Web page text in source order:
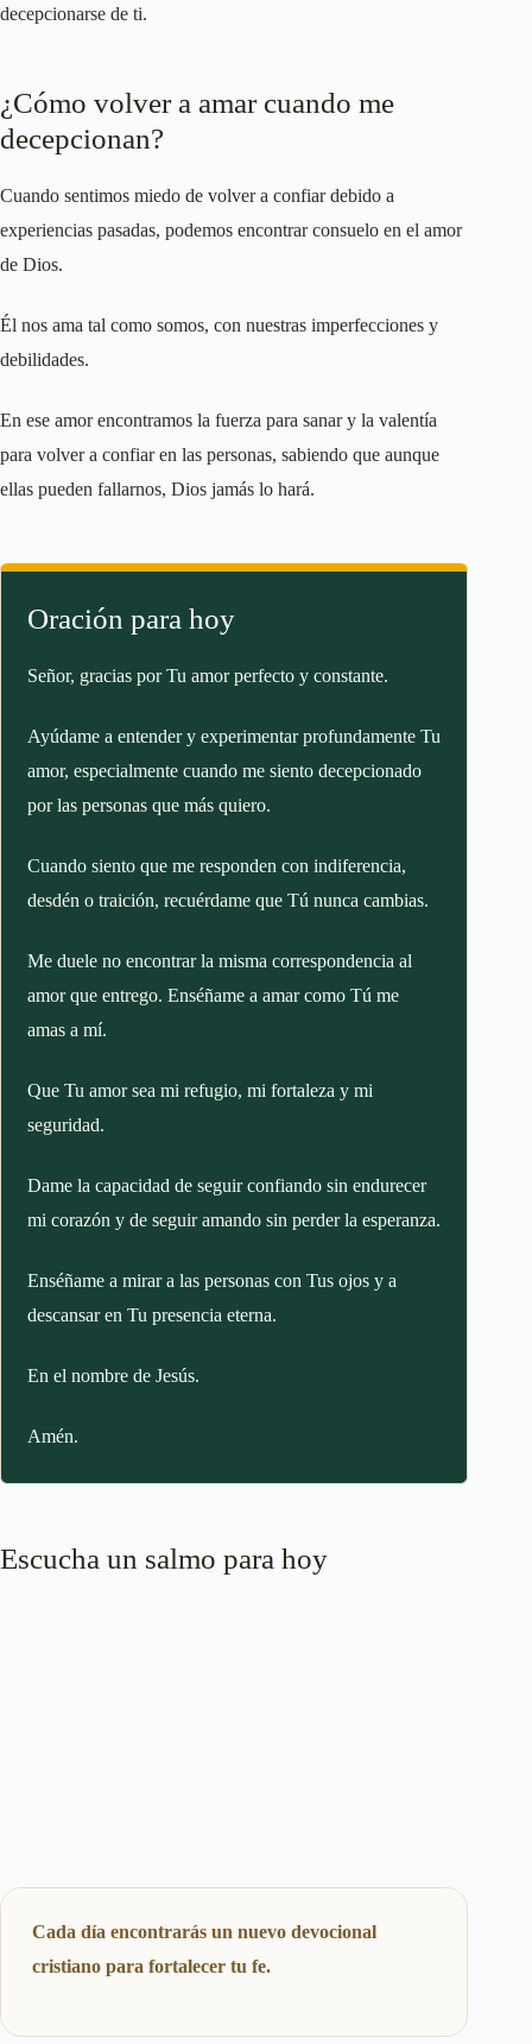
decepcionarse de ti.
¿Cómo volver a amar cuando me
decepcionan?
Cuando sentimos miedo de volver a confiar debido a
experiencias pasadas, podemos encontrar consuelo en el amor
de Dios.
Él nos ama tal como somos, con nuestras imperfecciones y
debilidades.
En ese amor encontramos la fuerza para sanar y la valentía
para volver a confiar en las personas, sabiendo que aunque
ellas pueden fallarnos, Dios jamás lo hará.
Oración para hoy
Señor, gracias por Tu amor perfecto y constante.
Ayúdame a entender y experimentar profundamente Tu
amor, especialmente cuando me siento decepcionado
por las personas que más quiero.
Cuando siento que me responden con indiferencia,
desdén o traición, recuérdame que Tú nunca cambias.
Me duele no encontrar la misma correspondencia al
amor que entrego. Enséñame a amar como Tú me
amas a mí.
Que Tu amor sea mi refugio, mi fortaleza y mi
seguridad.
Dame la capacidad de seguir confiando sin endurecer
mi corazón y de seguir amando sin perder la esperanza.
Enséñame a mirar a las personas con Tus ojos y a
descansar en Tu presencia eterna.
En el nombre de Jesús.
Amén.
Escucha un salmo para hoy
Cada día encontrarás un nuevo devocional
cristiano para fortalecer tu fe.